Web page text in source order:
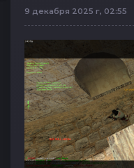
9 декабря 2025 г, 02:55